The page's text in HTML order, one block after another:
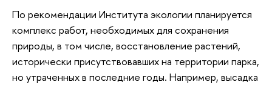
По рекомендации Института экологии планируется
комплекс работ, необходимых для сохранения
природы, в том числе, восстановление растений,
исторически присутствовавших на территории парка,
но утраченных в последние годы. Например, высадка